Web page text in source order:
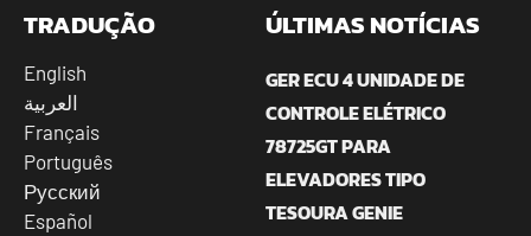
TRADUÇÃO
English
العربية
Français
Português
Русский
Español
ÚLTIMAS NOTÍCIAS
GER ECU 4 UNIDADE DE
CONTROLE ELÉTRICO
78725GT PARA
ELEVADORES TIPO
TESOURA GENIE